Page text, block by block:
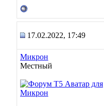
17.02.2022, 17:49
Микрон
Местный